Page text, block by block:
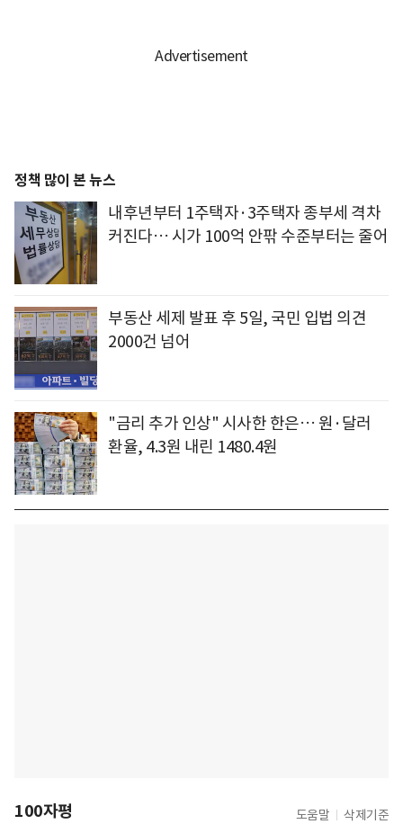
정책 많이 본 뉴스
내후년부터 1주택자·3주택자 종부세 격차
커진다… 시가 100억 안팎 수준부터는 줄어
부동산 세제 발표 후 5일, 국민 입법 의견
2000건 넘어
"금리 추가 인상" 시사한 한은… 원·달러
환율, 4.3원 내린 1480.4원
100자평 도움말 삭제기준